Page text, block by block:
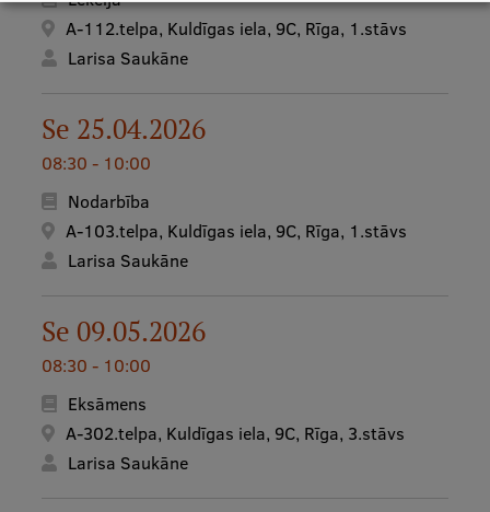
Ētikas un līdztiesības mācības
Atvērtā universitāte
ESF kvalifikācijas celšanas kursi
Pedagoģiskās izaugsmes centrs
Kvalifikācijas atbilstības pārbaude
Pētniecība
Zinātniskie institūti un laboratorijas
A-112.telpa, Kuldīgas iela, 9C, Rīga, 1.stāvs
Larisa Saukāne
Se 25.04.2026
08:30 - 10:00
Nodarbība
A-103.telpa, Kuldīgas iela, 9C, Rīga, 1.stāvs
Larisa Saukāne
Se 09.05.2026
08:30 - 10:00
Eksāmens
A-302.telpa, Kuldīgas iela, 9C, Rīga, 3.stāvs
Larisa Saukāne